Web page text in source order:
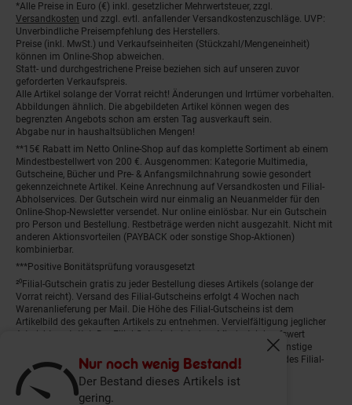
Nur noch wenig Bestand!
Der Bestand dieses Artikels ist
gering.
Fenster
Fußnoten
*Alle Preise in Euro (€) inkl. gesetzlicher Mehrwertsteuer, zzgl.
Versandkosten und zzgl. evtl. anfallender Versandkostenzuschläge. UVP:
Unverbindliche Preisempfehlung des Herstellers.
Preise (inkl. MwSt.) und Verkaufseinheiten (Stückzahl/Mengeneinheit)
können im Online-Shop abweichen.
Statt- und durchgestrichene Preise beziehen sich auf unseren zuvor
geforderten Verkaufspreis.
Alle Artikel solange der Vorrat reicht! Änderungen und Irrtümer vorbehalten.
Abbildungen ähnlich. Die abgebildeten Artikel können wegen des
begrenzten Angebots schon am ersten Tag ausverkauft sein.
Abgabe nur in haushaltsüblichen Mengen!
**15€ Rabatt im Netto Online-Shop auf das komplette Sortiment ab einem
Mindestbestellwert von 200 €. Ausgenommen: Kategorie Multimedia,
Gutscheine, Bücher und Pre- & Anfangsmilchnahrung sowie gesondert
gekennzeichnete Artikel. Keine Anrechnung auf Versandkosten und Filial-
Abholservices. Der Gutschein wird nur einmalig an Neuanmelder für den
Online-Shop-Newsletter versendet. Nur online einlösbar. Nur ein Gutschein
pro Person und Bestellung. Restbeträge werden nicht ausgezahlt. Nicht mit
anderen Aktionsvorteilen (PAYBACK oder sonstige Shop-Aktionen)
kombinierbar.
***Positive Bonitätsprüfung vorausgesetzt
²⁰Filial-Gutschein gratis zu jeder Bestellung dieses Artikels (solange der
Vorrat reicht). Versand des Filial-Gutscheins erfolgt 4 Wochen nach
Warenanlieferung per Mail. Die Höhe des Filial-Gutscheins ist dem
Artikelbild des gekauften Artikels zu entnehmen. Vervielfältigung jeglicher
Art nicht gestattet. Der Filial-Gutschein ist ohne Mindesteinkaufswert
einlösbar. Nicht mit anderen Aktionsvorteilen (PAYBACK oder sonstige
Shop-Aktionen) kombinierbar. Der jeweilige Gültigkeitszeitraum des Filial-
Gutscheins ist darauf vermerkt.